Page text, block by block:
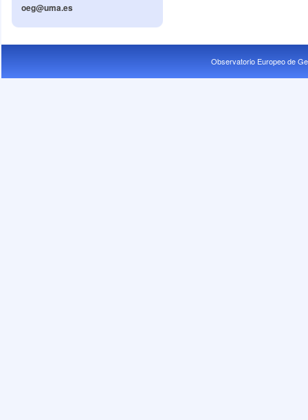
oeg@uma.es
Observatorio Europeo de